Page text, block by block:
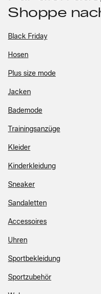
Shoppe
Black Friday
Hosen
Plus size mode
Jacken
Bademode
Trainingsanzüge
Kleider
Kinderkleidung
Sneaker
Sandaletten
Accessoires
Uhren
Sportbekleidung
Sportzubehör